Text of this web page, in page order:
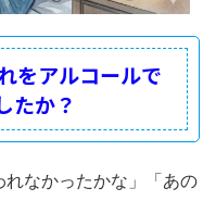
をアルコールで
たか？
れなかったかな」「あの